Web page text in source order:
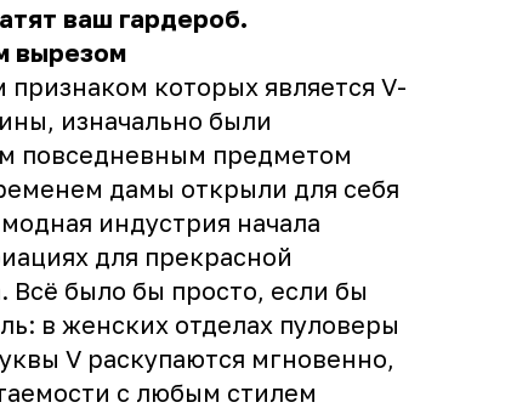
ваш гардероб.
вырезом
которых является V-
изначально были
повседневным предметом
дамы открыли для себя
индустрия начала
для прекрасной
Всё было бы просто, если бы
в женских отделах пуловеры
V раскупаются мгновенно,
с любым стилем